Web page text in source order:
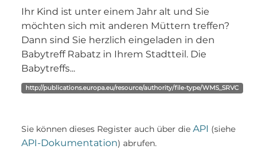
Ihr Kind ist unter einem Jahr alt und Sie
möchten sich mit anderen Müttern treffen?
Dann sind Sie herzlich eingeladen in den
Babytreff Rabatz in Ihrem Stadtteil. Die
Babytreffs...
http://publications.europa.eu/resource/authority/file-type/WMS_SRVC
Sie können dieses Register auch über die API (siehe
API-Dokumentation) abrufen.